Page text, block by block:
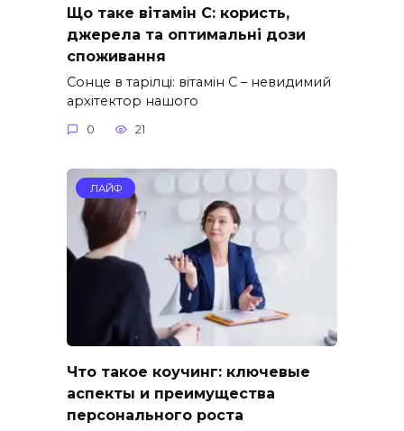
Що таке вітамін С: користь,
джерела та оптимальні дози
споживання
Сонце в тарілці: вітамін С – невидимий
архітектор нашого
0 21
ЛАЙФ
Что такое коучинг: ключевые
аспекты и преимущества
персонального роста